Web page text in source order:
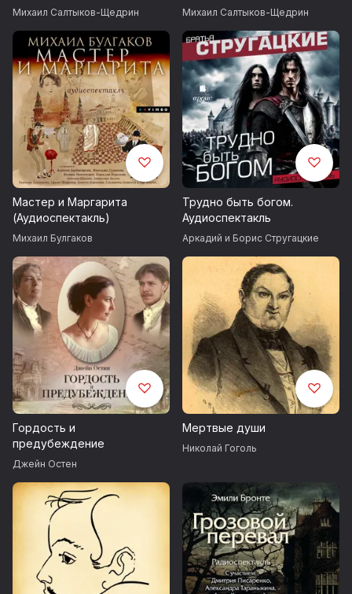
Михаил Салтыков-Щедрин Михаил Салтыков-Щедрин
Мастер и Маргарита
(Аудиоспектакль)
Михаил Булгаков
Трудно быть богом.
Аудиоспектакль
Аркадий и Борис Стругацкие
Гордость и
предубеждение
Джейн Остен
Мертвые души
Николай Гоголь